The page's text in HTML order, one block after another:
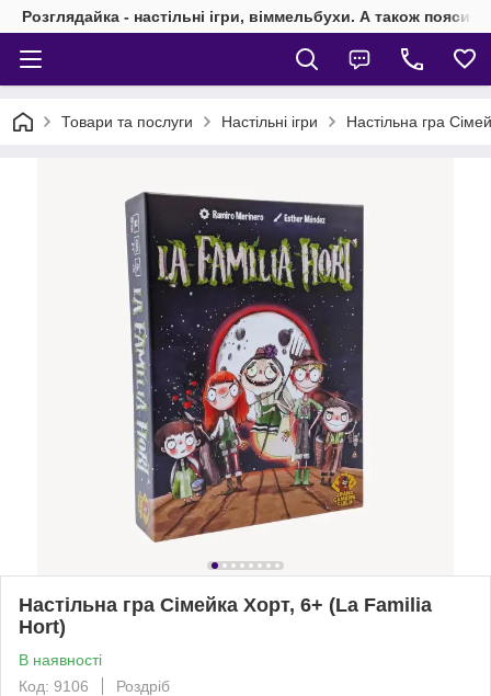
Розглядайка - настільні ігри, віммельбухи. А також пояси
Товари та послуги Настільні ігри Настільна гра
Настільна гра Сімейка Хорт, 6+ (La Familia
Hort)
В наявності
Код: 9106
Роздріб